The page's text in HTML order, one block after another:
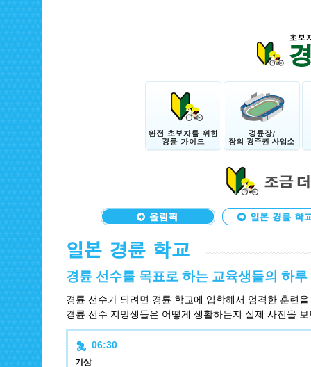
경륜 선수를 목표로 하는 교육생들의 하루
경륜 선수가 되려면 경륜 학교에 입학해서 엄격한 훈련
경륜 선수 지망생들은 어떻게 생활하는지 실제 사진을
06:30
기상